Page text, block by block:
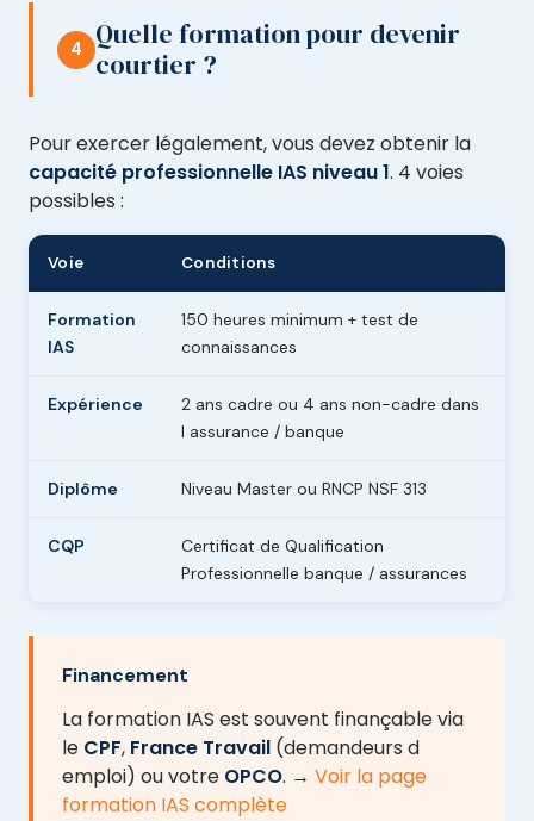
4
Quelle formation pour devenir
courtier ?
Pour exercer légalement, vous devez obtenir la
capacité professionnelle IAS niveau 1. 4 voies
possibles :
Voie Conditions
Formation
IAS
150 heures minimum + test de
connaissances
Expérience
2 ans cadre ou 4 ans non-cadre dans
l assurance / banque
Diplôme Niveau Master ou RNCP NSF 313
CQP
Certificat de Qualification
Professionnelle banque / assurances
Financement
La formation IAS est souvent finançable via
le CPF, France Travail (demandeurs d
emploi) ou votre OPCO. → Voir la page
formation IAS complète